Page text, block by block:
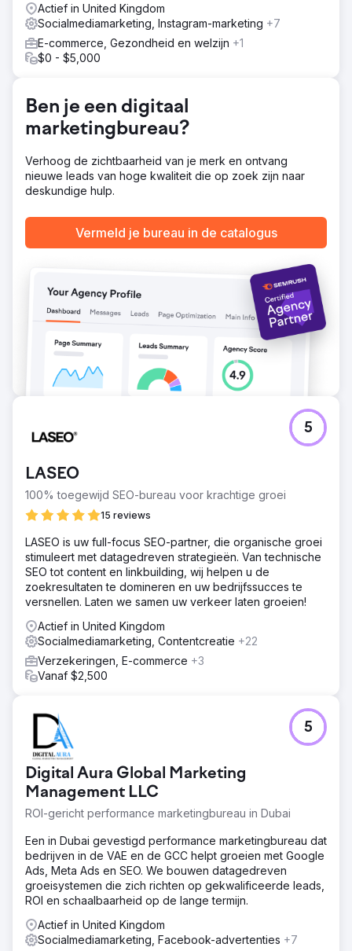
concurrenten stelde ons in staat de roadmap aan te
passen naarmate de autoriteit en zichtbaarheid van de
site evolueerden.
492% in organische impressies en een stijging van 125%
in kliks. De zichtbaarheid verbeterde met 1,21% en de
gemiddelde zoekwoordrangschikkingen stegen met
10 gepubliceerde landingspagina's scoort het merk nu
voor 13 nieuwe zoekwoorden, waarmee het veel
concurrenten overtreft in lokale en categoriegebaseerde
Naar bureaupagina
Actief in United Kingdom
Socialmediamarketing, Instagram-marketing +7
E-commerce, Gezondheid en welzijn +1
$0 - $5,000
Ben je een digitaal
marketingbureau?
Verhoog de zichtbaarheid van je merk en ontvang
nieuwe leads van hoge kwaliteit die op zoek zijn naar
deskundige hulp.
Vermeld je bureau in de catalogus
LASEO
100% toegewijd SEO-bureau voor krachtige groei
15 reviews
5
LASEO is uw full-focus SEO-partner, die organische groei
stimuleert met datagedreven strategieën. Van technische
SEO tot content en linkbuilding, wij helpen u de
zoekresultaten te domineren en uw bedrijfssucces te
versnellen. Laten we samen uw verkeer laten groeien!
Actief in United Kingdom
Socialmediamarketing, Contentcreatie +22
Verzekeringen, E-commerce +3
Vanaf $2,500
Digital Aura Global Marketing
Management LLC
ROI-gericht performance marketingbureau in Dubai
5
Een in Dubai gevestigd performance marketingbureau dat
bedrijven in de VAE en de GCC helpt groeien met Google
Ads, Meta Ads en SEO. We bouwen datagedreven
groeisystemen die zich richten op gekwalificeerde leads,
ROI en schaalbaarheid op de lange termijn.
Actief in United Kingdom
Socialmediamarketing, Facebook-advertenties +7